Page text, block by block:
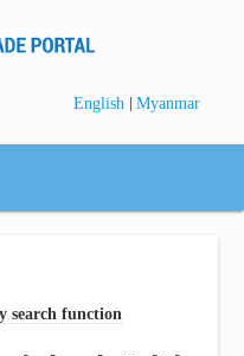
English | Myanmar
search function